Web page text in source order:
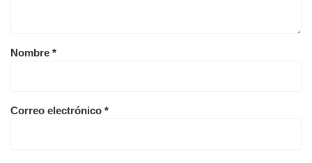
Nombre *
Correo electrónico *